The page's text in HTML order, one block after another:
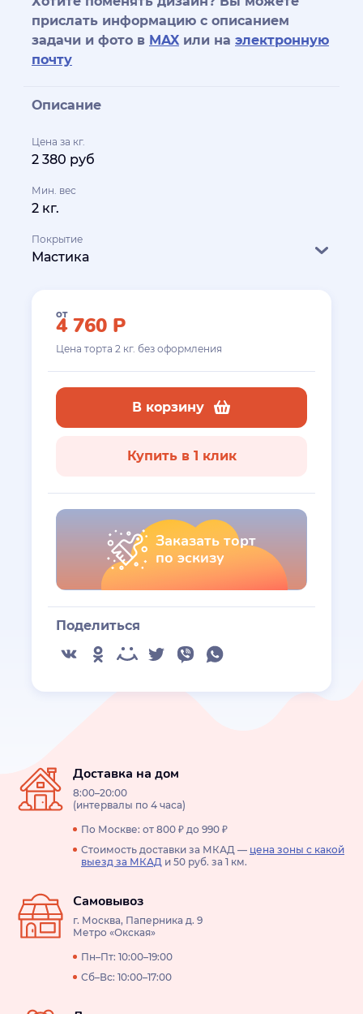
прислать информацию с описанием
задачи и фото в MAX или на электронную
почту
Описание
Цена за кг.
2 380 руб
Мин. вес
2 кг.
Покрытие
Мастика
от
4 760 Р
Цена торта 2 кг. без оформления
В корзину
Купить в 1 клик
Заказать торт
по эскизу
Поделиться
Доставка на дом
8:00–20:00
(интервалы по 4 часа)
По Москве: от 800 ₽ до 990 ₽
Стоимость доставки за МКАД — цена зоны с какой
выезд за МКАД и 50 руб. за 1 км.
Самовывоз
г. Москва, Паперника д. 9
Метро «Окская»
Пн–Пт: 10:00–19:00
Сб–Вс: 10:00–17:00